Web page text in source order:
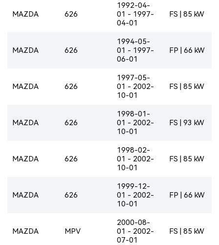
MAZDA 626
1992-04-
01 - 1997-
04-01
FS | 85 kW
MAZDA 626
1994-05-
01 - 1997-
06-01
FP | 66 kW
MAZDA 626
1997-05-
01 - 2002-
10-01
FS | 85 kW
MAZDA 626
1998-01-
01 - 2002-
10-01
FS | 93 kW
MAZDA 626
1998-02-
01 - 2002-
10-01
FS | 85 kW
MAZDA 626
1999-12-
01 - 2002-
10-01
FP | 66 kW
MAZDA MPV
2000-08-
01 - 2002-
07-01
FS | 85 kW